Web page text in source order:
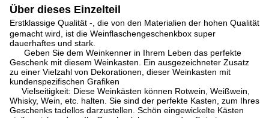
Über dieses Einzelteil
Erstklassige Qualität -, die von den Materialien der hohen Qualität
gemacht wird, ist die Weinflaschengeschenkbox super
dauerhaftes und stark.
Geben Sie dem Weinkenner in Ihrem Leben das perfekte
Geschenk mit diesem Weinkasten. Ein ausgezeichneter Zusatz
zu einer Vielzahl von Dekorationen, dieser Weinkasten mit
kundenspezifischen Grafiken
Vielseitigkeit: Diese Weinkästen können Rotwein, Weißwein,
Whisky, Wein, etc. halten. Sie sind der perfekte Kasten, zum Ihres
Geschenks tadellos darzustellen. Schön eingewickelte Kästen